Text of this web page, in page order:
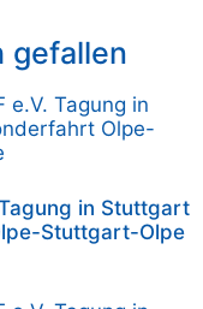
gefallen
in Stuttgart
Stuttgart-Olpe